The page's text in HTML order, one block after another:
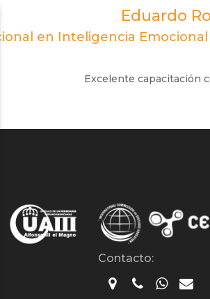
Eduardo
en Inteligencia
Excelente capacitación
Contacto: